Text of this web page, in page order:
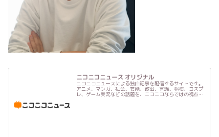
ニコニコニュース オリジナル
ニコニコニュースによる独自記事を配信するサイトです。
アニメ、マンガ、社会、芸能、政治、言論、将棋、コスプ
レ、ゲーム実況などの話題を、ニコニコならではの視点で